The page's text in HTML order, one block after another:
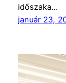
időszaka…
január 23,